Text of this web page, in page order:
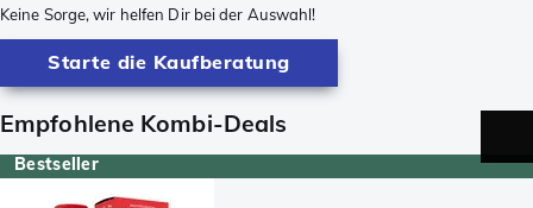
Keine Sorge, wir helfen Dir bei der Auswahl!
Starte die Kaufberatung
Empfohlene Kombi-Deals
Bestseller